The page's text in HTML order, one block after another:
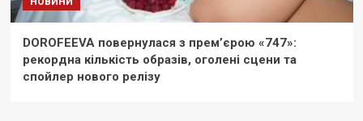
DOROFEEVA повернулася з прем’єрою «747»:
рекордна кількість образів, оголені сцени та
спойлер нового релізу